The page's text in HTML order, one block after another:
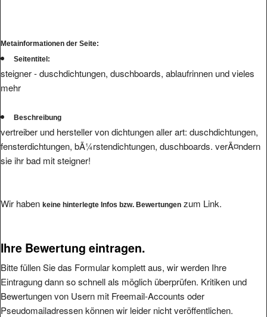
Metainformationen der Seite:
Seitentitel:
steigner - duschdichtungen, duschboards, ablaufrinnen und vieles
mehr
Beschreibung
vertreiber und hersteller von dichtungen aller art: duschdichtungen,
fensterdichtungen, bÃ¼rstendichtungen, duschboards. verÃ¤ndern
sie ihr bad mit steigner!
Wir haben keine hinterlegte Infos bzw. Bewertungen zum Link.
Ihre Bewertung eintragen.
Bitte füllen Sie das Formular komplett aus, wir werden Ihre
Eintragung dann so schnell als möglich überprüfen. Kritiken und
Bewertungen von Usern mit Freemail-Accounts oder
Pseudomailadressen können wir leider nicht veröffentlichen.